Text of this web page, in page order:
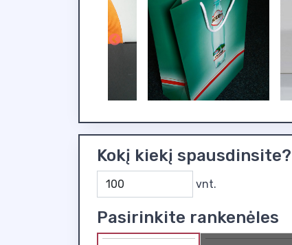
Kokį kiekį spausdinsite?
vnt.
Pasirinkite rankenėles